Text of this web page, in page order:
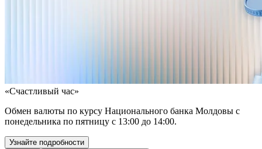
«Счастливый час»
Обмен валюты по курсу Национального банка Молдовы с
понедельника по пятницу с 13:00 до 14:00.
Узнайте подробности